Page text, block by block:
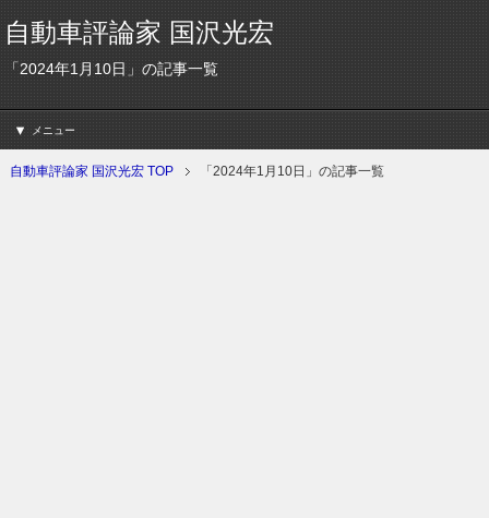
自動車評論家 国沢光宏
「2024年1月10日」の記事一覧
メニュー
自動車評論家 国沢光宏 TOP 「2024年1月10日」の記事一覧